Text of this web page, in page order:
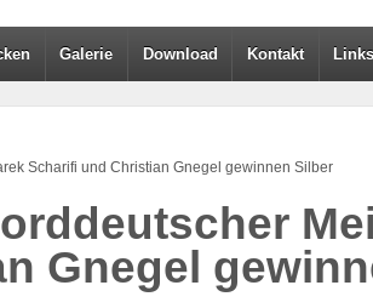
Galerie Download Kontakt Links
Scharifi und Christian Gnegel gewinnen Silber
Gnegel